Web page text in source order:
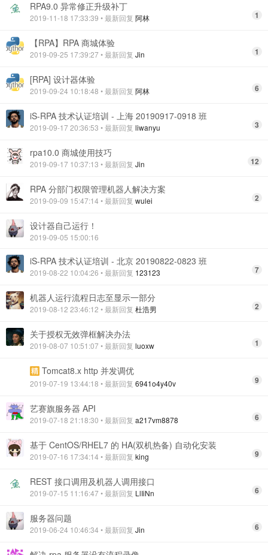
RPA9.0 异常修正升级补丁
2019-11-18 17:33:39 • 最新回复 阿林 1
【RPA】RPA 商城体验
2019-09-25 17:39:27 • 最新回复 Jin 1
[RPA] 设计器体验
2019-09-24 10:18:48 • 最新回复 阿林 6
iS-RPA 技术认证培训 - 上海 20190917-0918 班
2019-09-17 20:36:53 • 最新回复 liwanyu 3
rpa10.0 商城使用技巧
2019-09-17 10:37:13 • 最新回复 Jin 12
RPA 分部门权限管理机器人解决方案
2019-09-09 15:47:14 • 最新回复 wulei 2
设计器自己运行！
2019-09-05 15:00:16
iS-RPA 技术认证培训 - 北京 20190822-0823 班
2019-08-22 10:04:26 • 最新回复 123123 7
机器人运行流程日志至显示一部分
2019-08-12 23:46:12 • 最新回复 杜浩男 2
关于授权无效弹框解决办法
2019-08-07 10:51:07 • 最新回复 luoxw 1
Tomcat8.x http 并发调优
2019-07-19 13:44:18 • 最新回复 6941o4y40v 9
艺赛旗服务器 API
2019-07-18 21:18:30 • 最新回复 a217vm8878 6
基于 CentOS/RHEL7 的 HA(双机热备) 自动化安装
2019-07-16 17:34:14 • 最新回复 king 9
REST 接口调用及机器人调用接口
2019-07-15 11:16:47 • 最新回复 LlIiNn 6
服务器问题
2019-06-24 10:46:34 • 最新回复 Jin 6